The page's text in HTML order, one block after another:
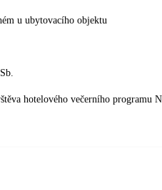
u ubytovacího objektu
hotelového večerního